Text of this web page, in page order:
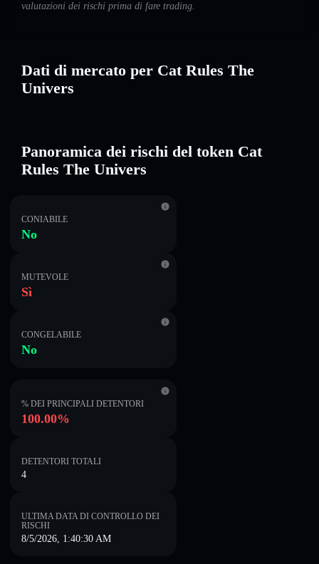
valutazioni dei rischi prima di fare trading.
Dati di mercato per Cat Rules The
Univers
Panoramica dei rischi del token Cat
Rules The Univers
CONIABILE
No
MUTEVOLE
Sì
CONGELABILE
No
% DEI PRINCIPALI DETENTORI
100.00%
DETENTORI TOTALI
4
ULTIMA DATA DI CONTROLLO DEI
RISCHI
8/5/2026, 1:40:30 AM